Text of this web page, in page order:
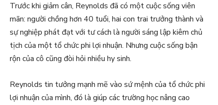
Trước khi giảm cân, Reynolds đã có một cuộc sống viên
mãn: người chồng hơn 40 tuổi, hai con trai trưởng thành và
sự nghiệp phát đạt với tư cách là người sáng lập kiêm chủ
tịch của một tổ chức phi lợi nhuận. Nhưng cuộc sống bận
rộn của cô cũng đòi hỏi nhiều hy sinh.
Reynolds tin tưởng mạnh mẽ vào sứ mệnh của tổ chức phi
lợi nhuận của mình, đó là giúp các trường học nâng cao